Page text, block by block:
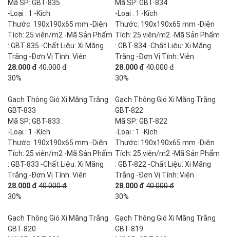
Mã SP: GBT-835
-Loại : 1 -Kích
Thước: 190x190x65 mm -Diện
Tích: 25 viên/m2 -Mã Sản Phẩm
: GBT-835 -Chất Liệu: Xi Măng
Trắng -Đơn Vị Tính: Viên
28.000 đ 40.000 đ
30%
Mã SP: GBT-834
-Loại : 1 -Kích
Thước: 190x190x65 mm -Diện
Tích: 25 viên/m2 -Mã Sản Phẩm
: GBT-834 -Chất Liệu: Xi Măng
Trắng -Đơn Vị Tính: Viên
28.000 đ 40.000 đ
30%
Gạch Thông Gió Xi Măng Trắng
GBT-833
Mã SP: GBT-833
-Loại : 1 -Kích
Thước: 190x190x65 mm -Diện
Tích: 25 viên/m2 -Mã Sản Phẩm
: GBT-833 -Chất Liệu: Xi Măng
Trắng -Đơn Vị Tính: Viên
28.000 đ 40.000 đ
30%
Gạch Thông Gió Xi Măng Trắng
GBT-822
Mã SP: GBT-822
-Loại : 1 -Kích
Thước: 190x190x65 mm -Diện
Tích: 25 viên/m2 -Mã Sản Phẩm
: GBT-822 -Chất Liệu: Xi Măng
Trắng -Đơn Vị Tính: Viên
28.000 đ 40.000 đ
30%
Gạch Thông Gió Xi Măng Trắng
GBT-820
Gạch Thông Gió Xi Măng Trắng
GBT-819